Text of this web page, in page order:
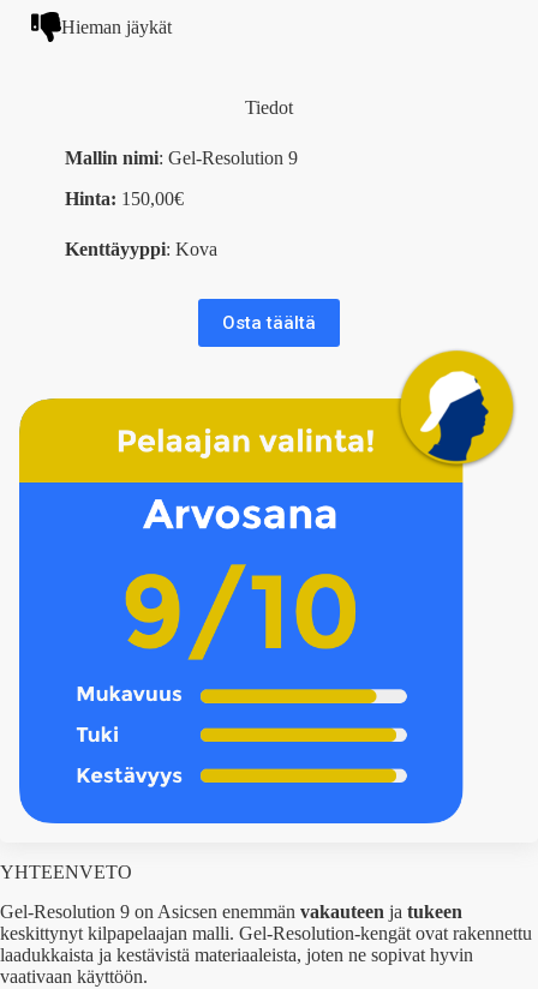
Hieman jäykät
Tiedot
Mallin nimi: Gel-Resolution 9
Hinta: 150,00€
Kenttäyyppi: Kova
Osta täältä
YHTEENVETO
Gel-Resolution 9 on Asicsen enemmän vakauteen ja tukeen
keskittynyt kilpapelaajan malli. Gel-Resolution-kengät ovat rakennettu
laadukkaista ja kestävistä materiaaleista, joten ne sopivat hyvin
vaativaan käyttöön.